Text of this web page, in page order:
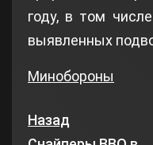
году, в том
выявленных
Минобороны
Назад